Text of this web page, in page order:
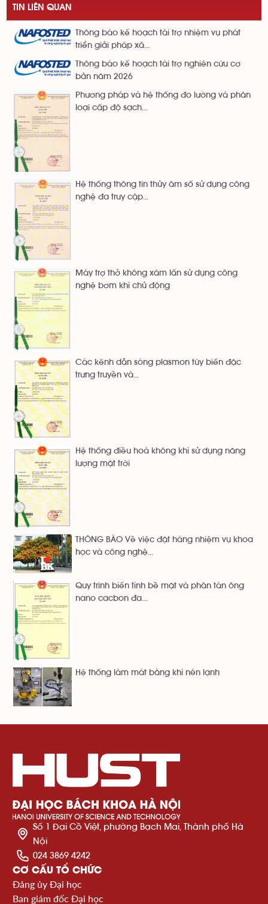
TIN LIÊN QUAN
Thông báo kế hoạch tài trợ nhiệm vụ phát
triển giải pháp xã...
Thông báo kế hoạch tài trợ nghiên cứu cơ
bản năm 2026
Phương pháp và hệ thống đo lường và phân
loại cấp độ sạch...
Hệ thống thông tin thủy âm số sử dụng công
nghệ đa truy cập...
Máy trợ thở không xâm lấn sử dụng công
nghệ bơm khí chủ động
Các kênh dẫn sóng plasmon tùy biến đặc
trưng truyền và...
Hệ thống điều hoà không khí sử dụng năng
lượng mặt trời
THÔNG BÁO Về việc đặt hàng nhiệm vụ khoa
học và công nghệ...
Quy trình biến tính bề mặt và phân tán ông
nano cacbon đa...
Hệ thống làm mát bằng khí nén lạnh
Số 1 Đại Cồ Việt, phường Bạch Mai, Thành phố Hà
Nội
024 3869 4242
CƠ CẤU TỔ CHỨC
Đảng ủy Đại học
Ban giám đốc Đại học